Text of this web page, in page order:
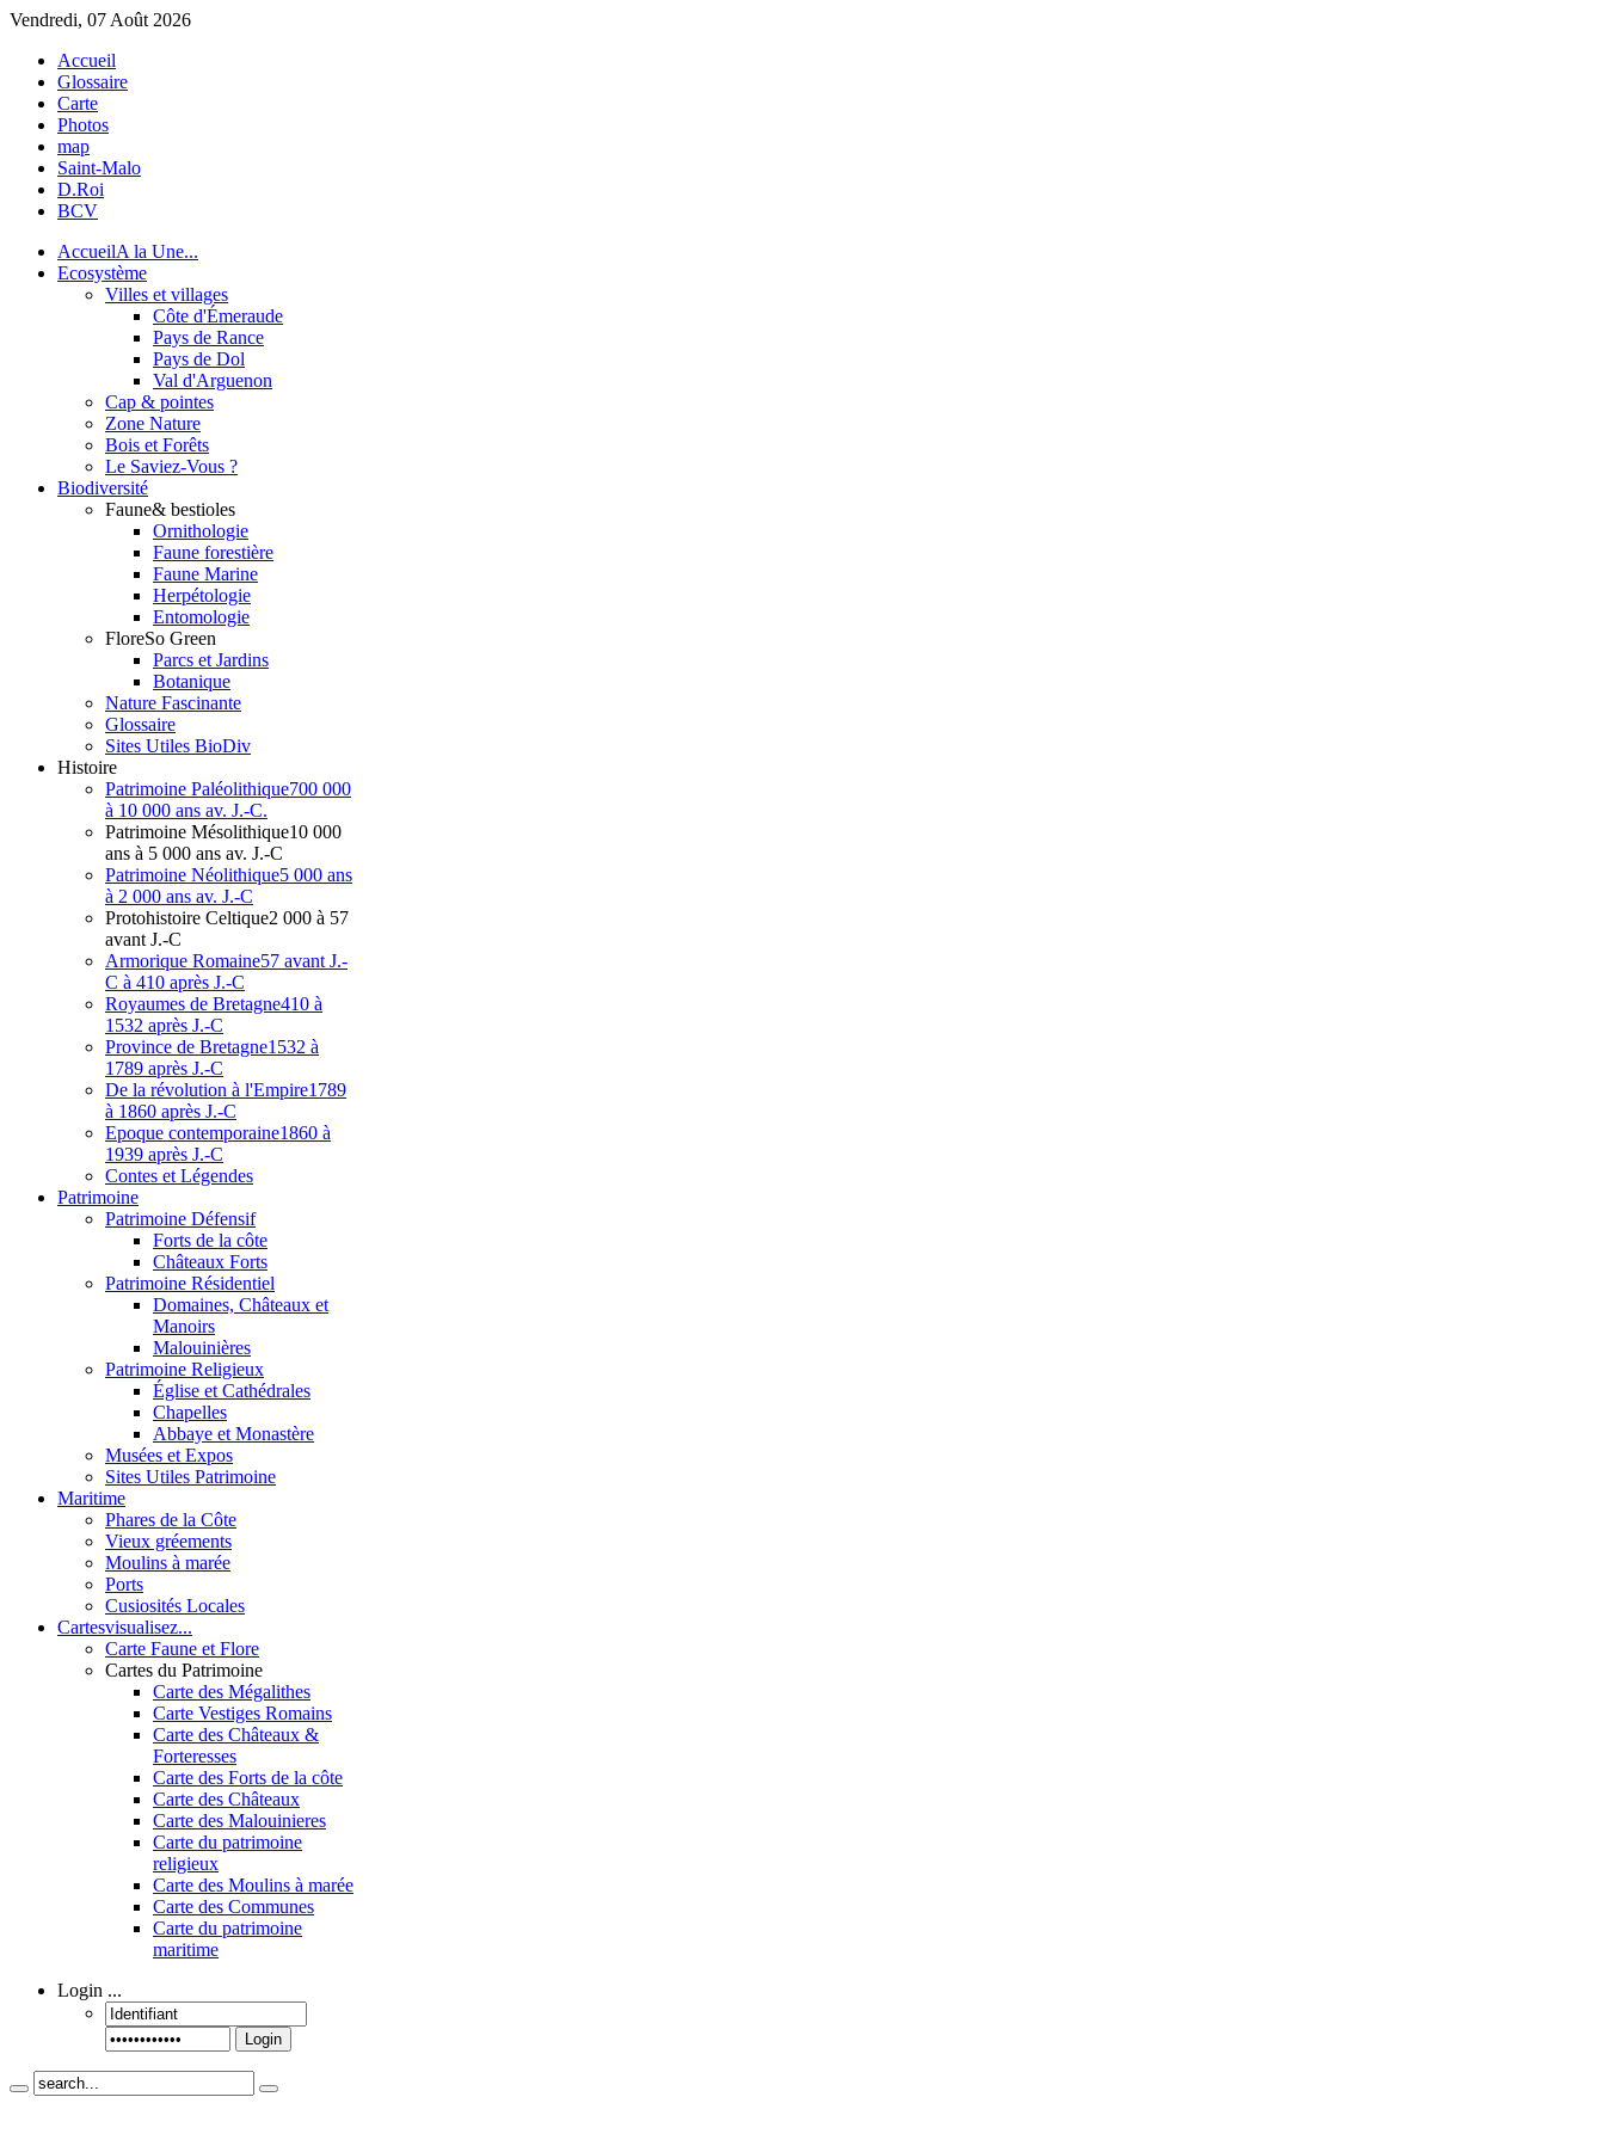
Vendredi, 07 Août 2026
Accueil
Glossaire
Carte
Photos
map
Saint-Malo
D.Roi
BCV
AccueilA la Une...
Ecosystème
Villes et villages
Côte d'Émeraude
Pays de Rance
Pays de Dol
Val d'Arguenon
Cap & pointes
Zone Nature
Bois et Forêts
Le Saviez-Vous ?
Biodiversité
Faune& bestioles
Ornithologie
Faune forestière
Faune Marine
Herpétologie
Entomologie
FloreSo Green
Parcs et Jardins
Botanique
Nature Fascinante
Glossaire
Sites Utiles BioDiv
Histoire
Patrimoine Paléolithique700 000
à 10 000 ans av. J.-C.
Patrimoine Mésolithique10 000
ans à 5 000 ans av. J.-C
Patrimoine Néolithique5 000 ans
à 2 000 ans av. J.-C
Protohistoire Celtique2 000 à 57
avant J.-C
Armorique Romaine57 avant J.-
C à 410 après J.-C
Royaumes de Bretagne410 à
1532 après J.-C
Province de Bretagne1532 à
1789 après J.-C
De la révolution à l'Empire1789
à 1860 après J.-C
Epoque contemporaine1860 à
1939 après J.-C
Contes et Légendes
Patrimoine
Patrimoine Défensif
Forts de la côte
Châteaux Forts
Patrimoine Résidentiel
Domaines, Châteaux et
Manoirs
Malouinières
Patrimoine Religieux
Église et Cathédrales
Chapelles
Abbaye et Monastère
Musées et Expos
Sites Utiles Patrimoine
Maritime
Phares de la Côte
Vieux gréements
Moulins à marée
Ports
Cusiosités Locales
Cartesvisualisez...
Carte Faune et Flore
Cartes du Patrimoine
Carte des Mégalithes
Carte Vestiges Romains
Carte des Châteaux &
Forteresses
Carte des Forts de la côte
Carte des Châteaux
Carte des Malouinieres
Carte du patrimoine
religieux
Carte des Moulins à marée
Carte des Communes
Carte du patrimoine
maritime
Login ...
Login